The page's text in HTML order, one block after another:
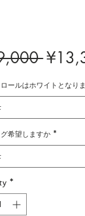
ールはホワイトとなりま
希望しますか *
*